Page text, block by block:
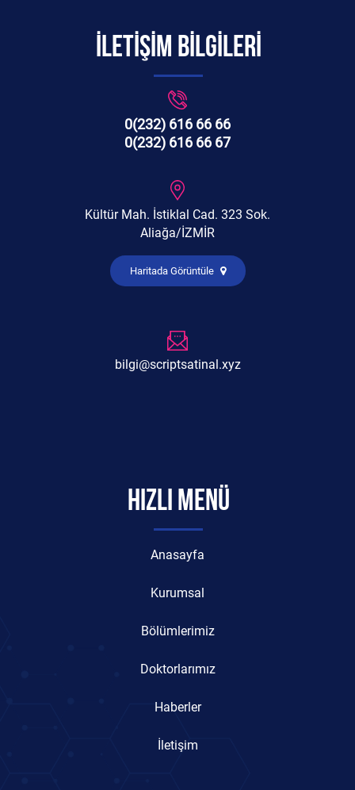
İLETİŞİM BİLGİLERİ
0(232) 616 66 66
0(232) 616 66 67
Kültür Mah. İstiklal Cad. 323 Sok.
Aliağa/İZMİR
Haritada Görüntüle
bilgi@scriptsatinal.xyz
HIZLI MENÜ
Anasayfa
Kurumsal
Bölümlerimiz
Doktorlarımız
Haberler
İletişim